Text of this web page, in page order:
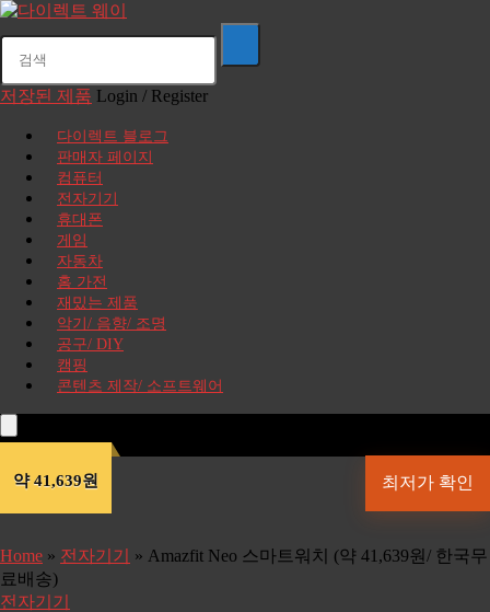
저장된 제품 Login / Register
다이렉트 블로그
판매자 페이지
컴퓨터
전자기기
휴대폰
게임
자동차
홈 가전
재밌는 제품
악기/ 음향/ 조명
공구/ DIY
캠핑
콘텐츠 제작/ 소프트웨어
약 41,639원 최저가 확인
Home » 전자기기 » Amazfit Neo 스마트워치 (약 41,639원/ 한국무
료배송)
전자기기